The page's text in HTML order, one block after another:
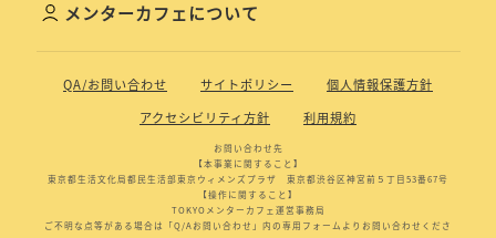
メンターカフェについて
QA/お問い合わせ サイトポリシー
個人情報保護方針
アクセシビリティ方針
利用規約
お問い合わせ先
【本事業に関すること】
東京都生活文化局都民生活部東京ウィメンズプラザ 東京都渋谷区神宮前５丁目53番67号
【操作に関すること】
TOKYOメンターカフェ運営事務局
ご不明な点等がある場合は「Q/Aお問い合わせ」内の専用フォームよりお問い合わせくださ